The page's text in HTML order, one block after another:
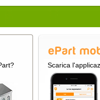
Scarica